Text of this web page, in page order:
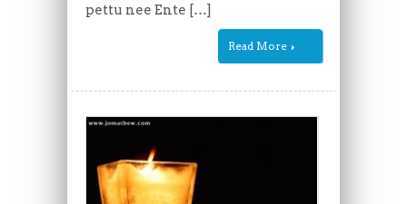
pettu nee Ente […]
Read More